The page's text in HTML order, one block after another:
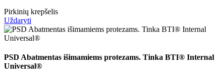
Pirkinių krepšelis
Uždaryti
PSD Abatmentas išimamiems protezams. Tinka BTI® Internal
Universal®